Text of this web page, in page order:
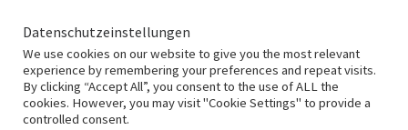
Zum Inhalt springen
HSG Fernwald
Start »Spielberichte» wJC» wJC: HSG Gedern/Nidda-HSG Fernwald
36:31 (18:12)
Datenschutzeinstellungen
We use cookies on our website to give you the most relevant
experience by remembering your preferences and repeat visits.
By clicking “Accept All”, you consent to the use of ALL the
cookies. However, you may visit "Cookie Settings" to provide a
controlled consent.